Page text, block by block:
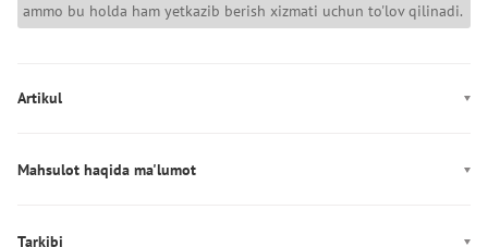
ammo bu holda ham yetkazib berish xizmati uchun to'lov qilinadi.
Artikul
Mahsulot haqida ma'lumot
Tarkibi